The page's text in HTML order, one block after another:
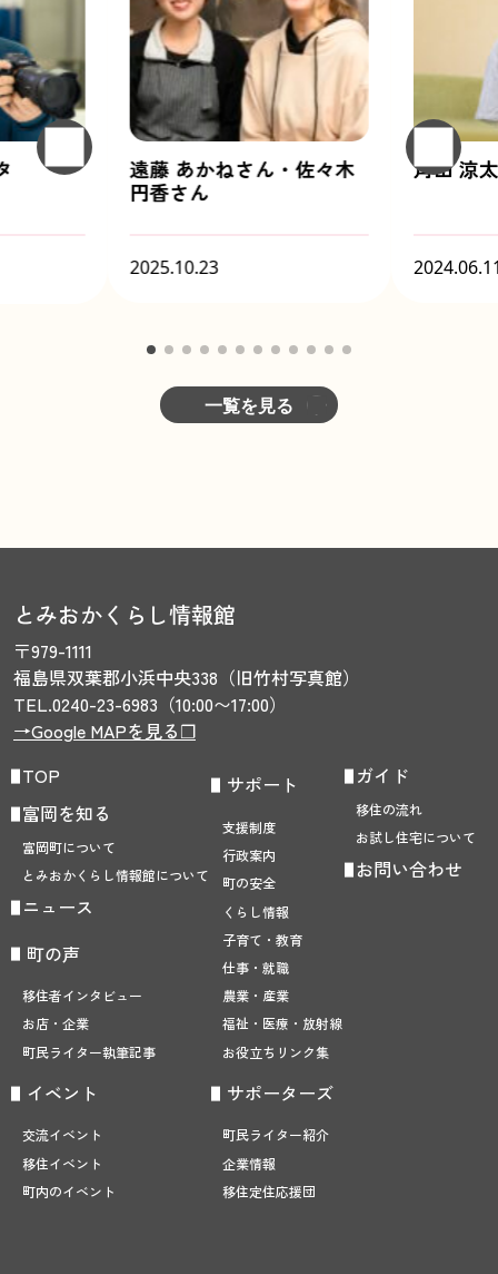
遠藤 あかねさん・佐々木
円香さん
2025.10.23
角田 涼
一覧を見る
とみおかくらし情報館
〒979-1111
福島県双葉郡小浜中央338 （旧竹村写真館）
TEL.0240-23-6983（10:00〜17:00）
→Google MAPを見る❐
TOP
富岡を知る
富岡町について
とみおかくらし情報館について
ニュース
町の声
移住者インタビュー
お店・企業
町民ライター執筆記事
イベント
交流イベント
移住イベント
町内のイベント
サポート
支援制度
行政案内
町の安全
くらし情報
子育て・教育
仕事・就職
農業・産業
福祉・医療・放射線
お役立ちリンク集
サポーターズ
町民ライター紹介
企業情報
移住定住応援団
ガイド
移住の流れ
お試し住宅について
お問い合わせ